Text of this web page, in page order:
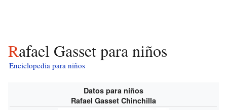
Rafael Gasset para niños
Enciclopedia para niños
Datos para niños
Rafael Gasset Chinchilla